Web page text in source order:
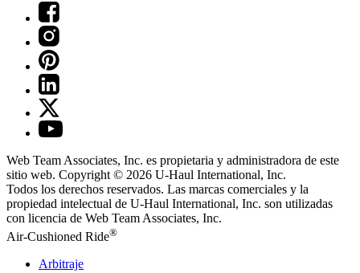
Web Team Associates, Inc. es propietaria y administradora de este
sitio web. Copyright © 2026 U-Haul International, Inc.
Todos los derechos reservados. Las marcas comerciales y la
propiedad intelectual de U-Haul International, Inc. son utilizadas
con licencia de Web Team Associates, Inc.
Air-Cushioned Ride®
Arbitraje